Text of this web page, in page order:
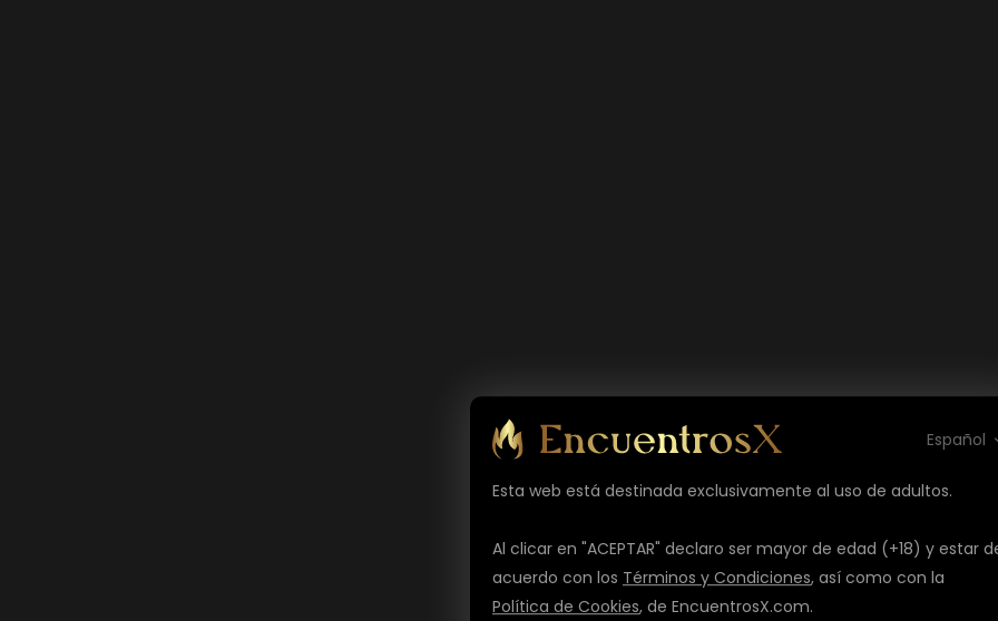
Español
Esta web está destinada exclusivamente al uso de adultos.
Al clicar en "ACEPTAR" declaro ser mayor de edad (+18) y estar
acuerdo con los Términos y Condiciones, así como con la
Política de Cookies, de EncuentrosX.com.